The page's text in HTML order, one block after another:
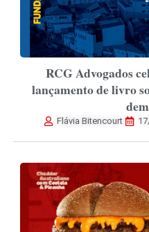
RCG Advogados
lançamento de livro
Flávia Bitencourt